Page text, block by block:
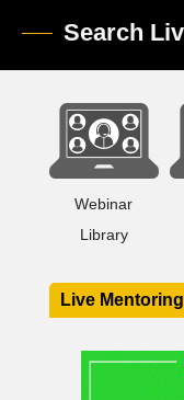
Search
Webinar
Library
Live